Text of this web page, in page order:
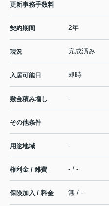
更新事務手数料
契約期間 2年
現況 完成済み
入居可能日 即時
敷金積み増し -
その他条件
用途地域 -
権利金 / 雑費 - / -
保険加入 / 料金 無 / -